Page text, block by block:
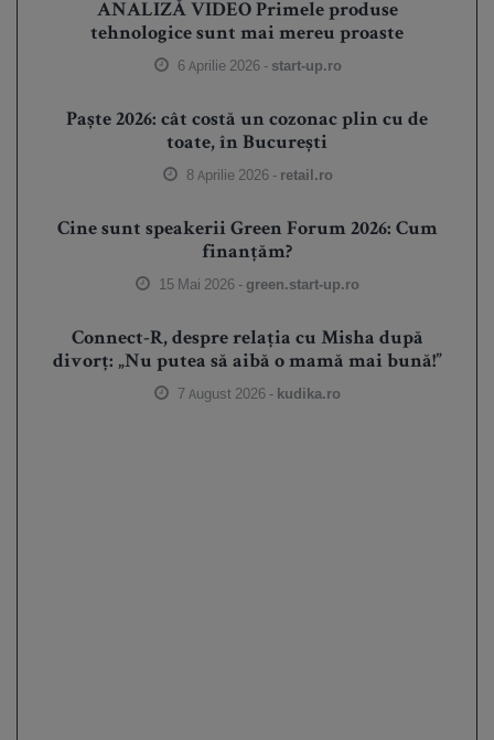
ANALIZĂ VIDEO Primele produse
tehnologice sunt mai mereu proaste
6 Aprilie 2026 - start-up.ro
Paște 2026: cât costă un cozonac plin cu de
toate, în București
8 Aprilie 2026 - retail.ro
Cine sunt speakerii Green Forum 2026: Cum
finanțăm?
15 Mai 2026 - green.start-up.ro
Connect-R, despre relația cu Misha după
divorț: „Nu putea să aibă o mamă mai bună!”
7 August 2026 - kudika.ro